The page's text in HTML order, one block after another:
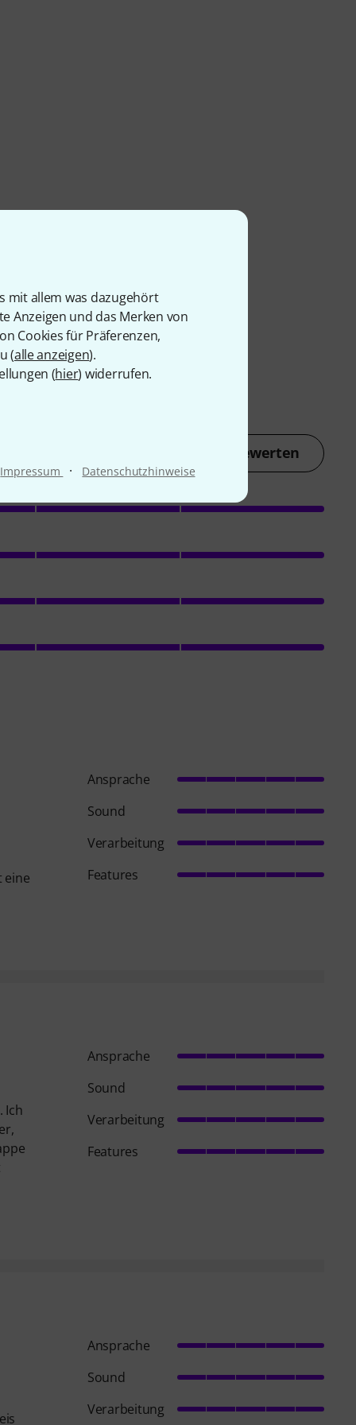
mit allem was dazugehört
Anzeigen und das Merken von
Cookies für Präferenzen,
(alle anzeigen).
(hier) widerrufen.
Impressum · Datenschutzhinweise
Jetzt bewerten
eine
Ansprache
Sound
Verarbeitung
Features
Ich
Ansprache
Sound
Verarbeitung
Features
Ansprache
Sound
Verarbeitung